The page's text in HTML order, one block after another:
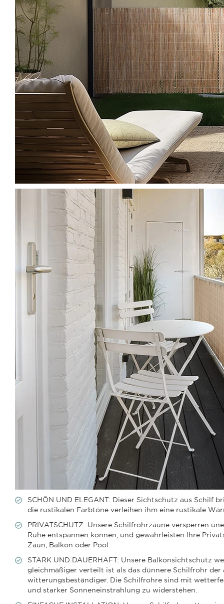
SCHÖN UND ELEGANT: Dieser Sichtschutz aus Schilf
die rustikalen Farbtöne verleihen ihm eine rustikale
PRIVATSCHUTZ: Unsere Schilfrohrzäune versperren
Ruhe entspannen können, und gewährleisten Ihre
Zaun, Balkon oder Pool.
STARK UND DAUERHAFT: Unsere Balkonsichtschutz
gleichmäßiger verteilt ist als das dünnere Schilfrohr
witterungsbeständiger. Die Schilfrohre sind mit
und starker Sonneneinstrahlung zu widerstehen.